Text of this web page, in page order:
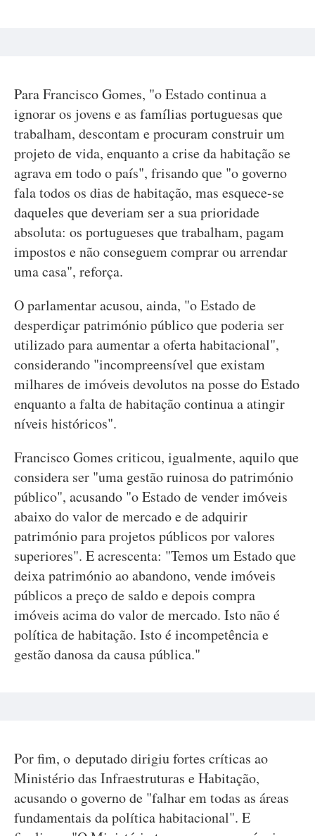
Para Francisco Gomes, "o Estado continua a
ignorar os jovens e as famílias portuguesas que
trabalham, descontam e procuram construir um
projeto de vida, enquanto a crise da habitação se
agrava em todo o país", frisando que "o governo
fala todos os dias de habitação, mas esquece-se
daqueles que deveriam ser a sua prioridade
absoluta: os portugueses que trabalham, pagam
impostos e não conseguem comprar ou arrendar
uma casa", reforça.
O parlamentar acusou, ainda, "o Estado de
desperdiçar património público que poderia ser
utilizado para aumentar a oferta habitacional",
considerando "incompreensível que existam
milhares de imóveis devolutos na posse do Estado
enquanto a falta de habitação continua a atingir
níveis históricos".
Francisco Gomes criticou, igualmente, aquilo que
considera ser "uma gestão ruinosa do património
público", acusando "o Estado de vender imóveis
abaixo do valor de mercado e de adquirir
património para projetos públicos por valores
superiores". E acrescenta: "Temos um Estado que
deixa património ao abandono, vende imóveis
públicos a preço de saldo e depois compra
imóveis acima do valor de mercado. Isto não é
política de habitação. Isto é incompetência e
gestão danosa da causa pública."
Por fim, o deputado dirigiu fortes críticas ao
Ministério das Infraestruturas e Habitação,
acusando o governo de "falhar em todas as áreas
fundamentais da política habitacional". E